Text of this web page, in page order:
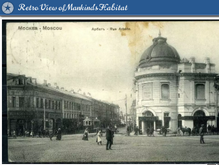
Retro View of Mankind's Habitat